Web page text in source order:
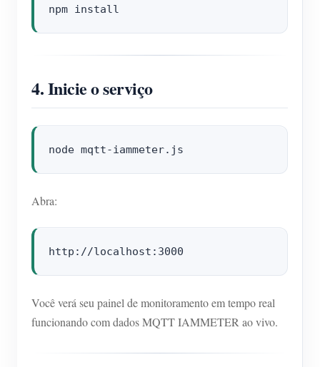
4. Inicie o serviço
Abra:
Você verá seu painel de monitoramento em tempo real
funcionando com dados MQTT IAMMETER ao vivo.